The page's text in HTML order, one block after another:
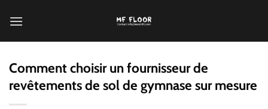
Comment choisir un fournisseur de
revêtements de sol de gymnase sur mesure